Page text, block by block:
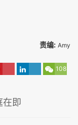
责编: Amy
108
在即